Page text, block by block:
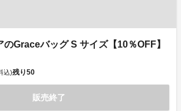
のGraceバッグ S サイズ【10％OFF】
込)残り50
販売終了